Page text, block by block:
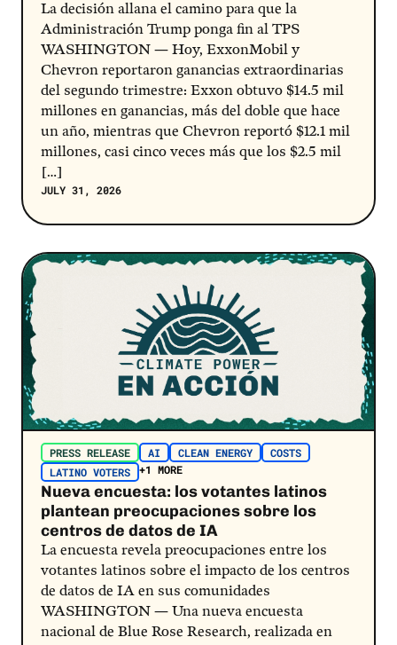
La decisión allana el camino para que la
Administración Trump ponga fin al TPS
WASHINGTON — Hoy, ExxonMobil y
Chevron reportaron ganancias extraordinarias
del segundo trimestre: Exxon obtuvo $14.5 mil
millones en ganancias, más del doble que hace
un año, mientras que Chevron reportó $12.1 mil
millones, casi cinco veces más que los $2.5 mil
[…]
JULY 31, 2026
Post Link
PRESS RELEASE AI CLEAN ENERGY
COSTS
LATINO VOTERS
+1 MORE
Nueva encuesta: los votantes latinos
plantean preocupaciones sobre los
centros de datos de IA
La encuesta revela preocupaciones entre los
votantes latinos sobre el impacto de los centros
de datos de IA en sus comunidades
WASHINGTON — Una nueva encuesta
nacional de Blue Rose Research, realizada en